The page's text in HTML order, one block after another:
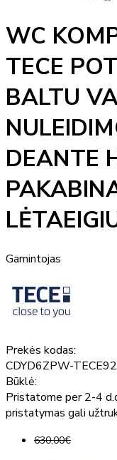
WC
TECE
BALTU
DEANTE
Gamintojas
Prekės kodas:
CDYD6ZPW-
Būklė:
Pristatome per 2-4
pristatymas gali
630,00€